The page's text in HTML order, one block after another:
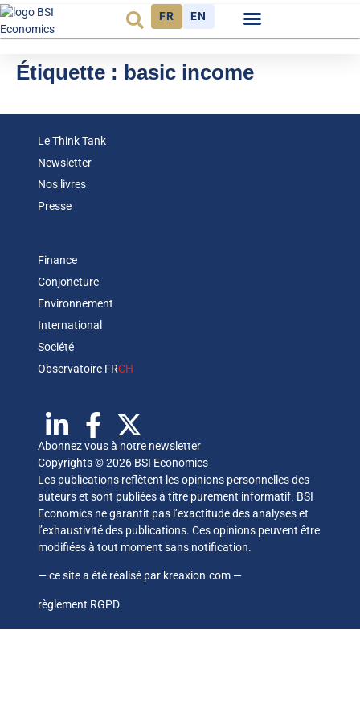
FR EN
Étiquette : basic income
Le Think Tank
Newsletter
Nos livres
Presse
Finance
Conjoncture
Environnement
International
Société
Observatoire FRCH
Abonnez vous à notre newsletter
Copyrights © 2026 BSI Economics
Les publications reflètent les opinions personnelles des
auteurs et sont publiées à titre purement informatif. BSI
Economics ne garantit pas l’exactitude des analyses et
l’exhaustivité des publications. Ces opinions peuvent être
modifiées à tout moment sans notification.
— ce site a été réalisé par kreaxion.com —
règlement RGPD